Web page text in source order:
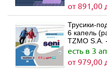
от 891,00
Трусики-
6 капель
TZMO S.A.
есть в 3
от 979,00